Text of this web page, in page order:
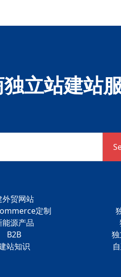
立站建站
外贸网站
定制
能源产品
B2B
站知识